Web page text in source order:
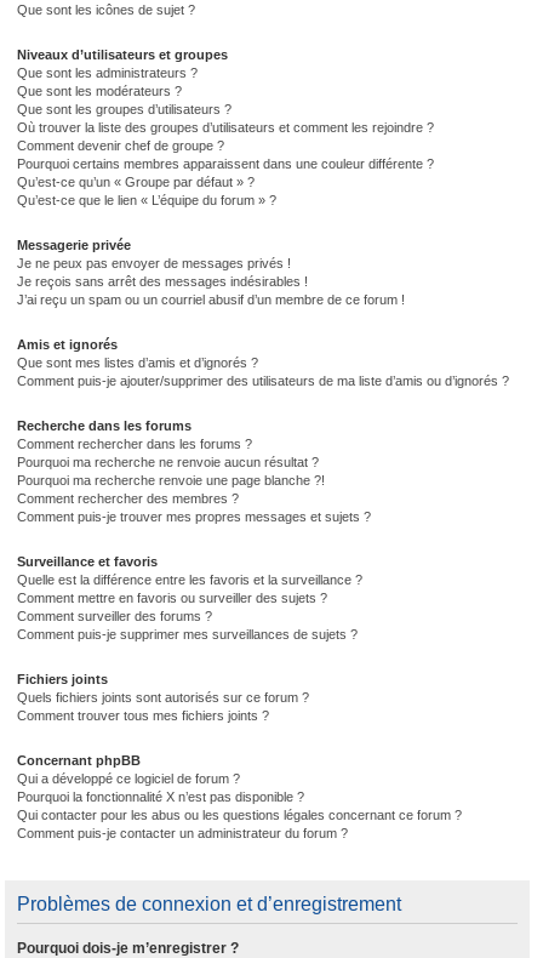
Que sont les icônes de sujet ?
Niveaux d’utilisateurs et groupes
Que sont les administrateurs ?
Que sont les modérateurs ?
Que sont les groupes d’utilisateurs ?
Où trouver la liste des groupes d’utilisateurs et comment les rejoindre ?
Comment devenir chef de groupe ?
Pourquoi certains membres apparaissent dans une couleur différente ?
Qu’est-ce qu’un « Groupe par défaut » ?
Qu’est-ce que le lien « L’équipe du forum » ?
Messagerie privée
Je ne peux pas envoyer de messages privés !
Je reçois sans arrêt des messages indésirables !
J’ai reçu un spam ou un courriel abusif d’un membre de ce forum !
Amis et ignorés
Que sont mes listes d’amis et d’ignorés ?
Comment puis-je ajouter/supprimer des utilisateurs de ma liste d’amis ou d’ignorés ?
Recherche dans les forums
Comment rechercher dans les forums ?
Pourquoi ma recherche ne renvoie aucun résultat ?
Pourquoi ma recherche renvoie une page blanche ?!
Comment rechercher des membres ?
Comment puis-je trouver mes propres messages et sujets ?
Surveillance et favoris
Quelle est la différence entre les favoris et la surveillance ?
Comment mettre en favoris ou surveiller des sujets ?
Comment surveiller des forums ?
Comment puis-je supprimer mes surveillances de sujets ?
Fichiers joints
Quels fichiers joints sont autorisés sur ce forum ?
Comment trouver tous mes fichiers joints ?
Concernant phpBB
Qui a développé ce logiciel de forum ?
Pourquoi la fonctionnalité X n’est pas disponible ?
Qui contacter pour les abus ou les questions légales concernant ce forum ?
Comment puis-je contacter un administrateur du forum ?
Problèmes de connexion et d’enregistrement
Pourquoi dois-je m’enregistrer ?